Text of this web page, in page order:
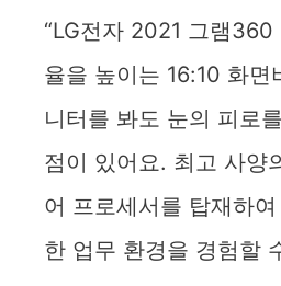
“LG전자 2021 그램360
율을 높이는 16:10 화면
니터를 봐도 눈의 피로
점이 있어요. 최고 사양
어 프로세서를 탑재하
한 업무 환경을 경험할